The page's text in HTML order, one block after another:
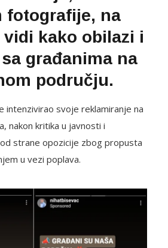
fotografije, na
kako obilazi i
građanima na
području.
intenzivirao svoje reklamiranje na
nakon kritika u javnosti i
strane opozicije zbog propusta
u vezi poplava.